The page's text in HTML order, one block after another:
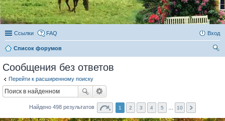
Ссылки FAQ Вход
Список форумов
Сообщения без ответов
Перейти к расширенному поиску
Найдено 498 результатов 1 2 3 4 5 10